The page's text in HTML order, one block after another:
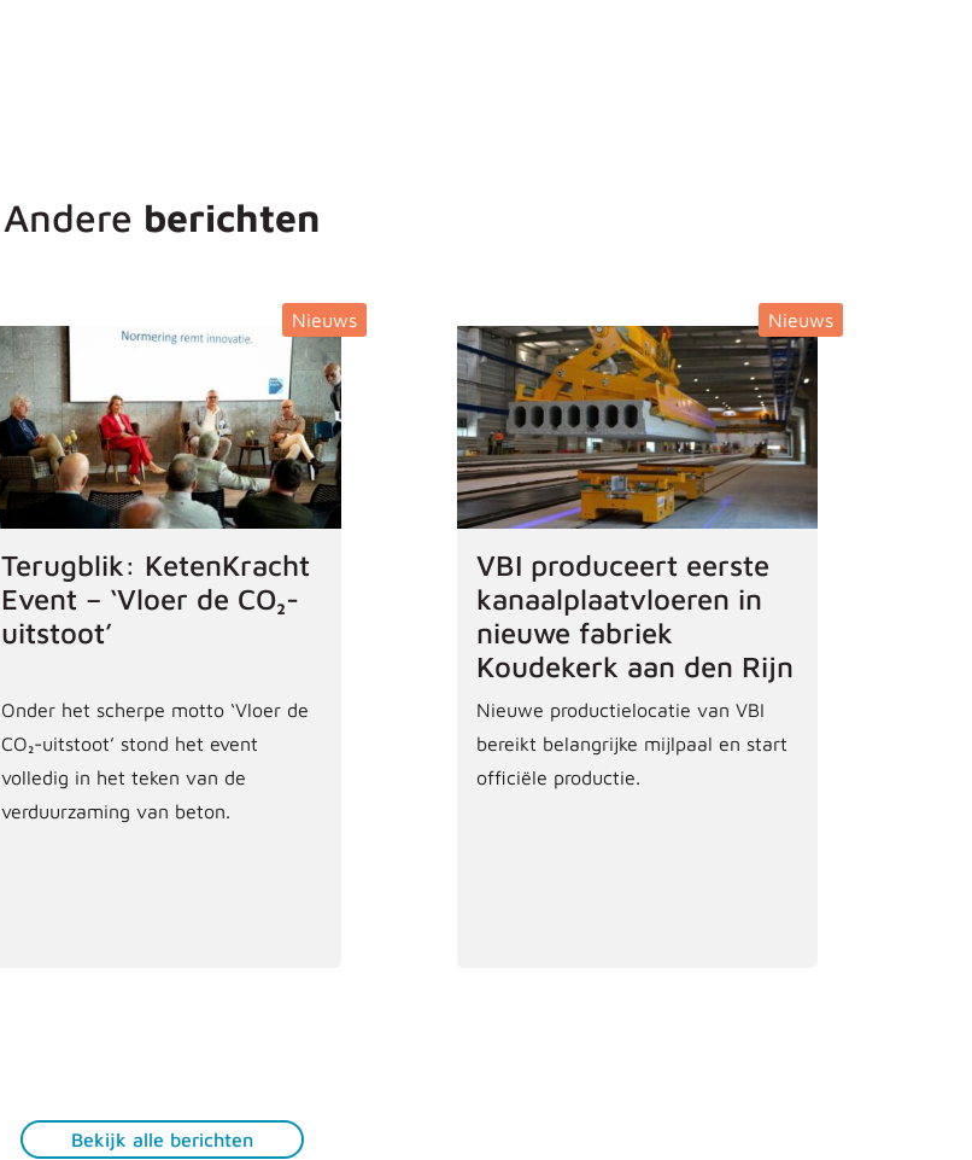
Andere berichten
Nieuws
Terugblik: KetenKracht
Event – ‘Vloer de CO₂-
uitstoot’
Onder het scherpe motto ‘Vloer de
CO₂-uitstoot’ stond het event
volledig in het teken van de
verduurzaming van beton.
Nieuws
VBI produceert eerste
kanaalplaatvloeren in
nieuwe fabriek
Koudekerk aan den Rijn
Nieuwe productielocatie van VBI
bereikt belangrijke mijlpaal en start
officiële productie.
Bekijk alle berichten